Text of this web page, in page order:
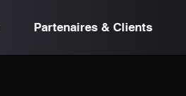
Partenaires & Clients